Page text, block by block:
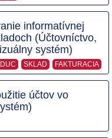
informatívnej
(Účtovníctvo,
systém)
SKLAD FAKTURACIA
účtov vo